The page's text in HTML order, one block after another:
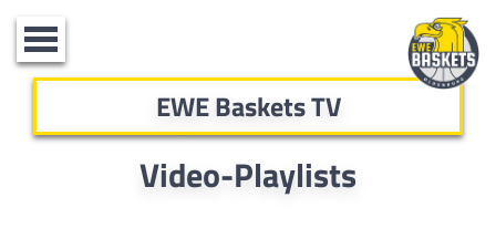
Toggle
navigation
EWE Baskets TV
Video-Playlists